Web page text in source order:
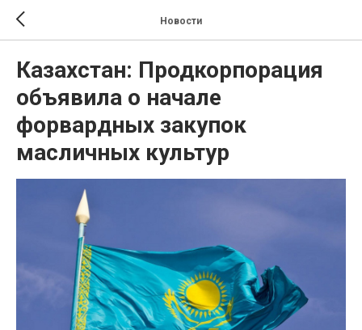
Новости
Казахстан: Продкорпорация
объявила о начале
форвардных закупок
масличных культур